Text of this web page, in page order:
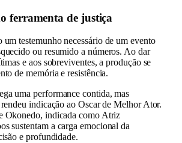
ferramenta de justiça
testemunho necessário de um evento
ou resumido a números. Ao dar
e aos sobreviventes, a produção se
de memória e resistência.
uma performance contida, mas
indicação ao Oscar de Melhor Ator.
Okonedo, indicada como Atriz
sustentam a carga emocional da
e profundidade.